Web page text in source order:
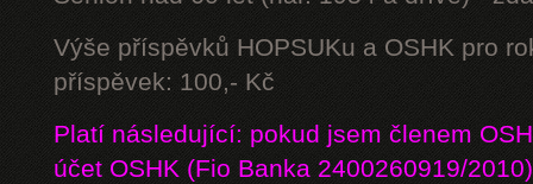
Výše příspěvků HOPSUKu a OSHK pro
příspěvek: 100,- Kč
Platí následující: pokud jsem členem
účet OSHK (Fio Banka 2400260919/